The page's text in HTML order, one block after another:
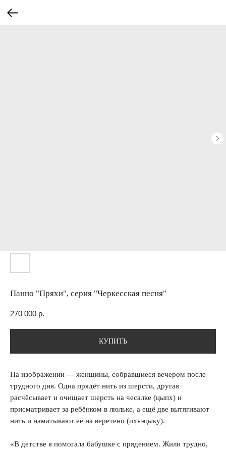
Панно "Пряхи", серия "Черкесская песня"
270 000 р.
КУПИТЬ
На изображении — женщины, собравшиеся вечером после
трудного дня. Одна прядёт нить из шерсти, другая
расчёсывает и очищает шерсть на чесалке (цыпх) и
присматривает за ребёнком в люльке, а ещё две вытягивают
нить и наматывают её на веретено (пхъэцыку).
«В детстве я помогала бабушке с прядением. Жили трудно,